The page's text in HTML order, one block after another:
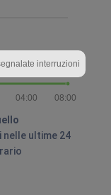
08:00
04:00
interruzioni
ultime 24